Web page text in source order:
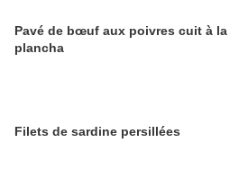
Pavé de bœuf aux poivres cuit à la
plancha
Filets de sardine persillées